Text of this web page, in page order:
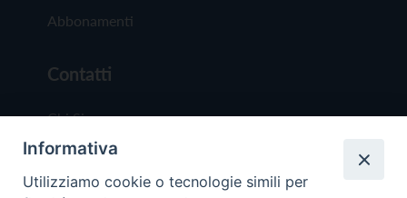
Abbonamenti
Contatti
Chi Siamo
Redazione
Scrivici
Informativa
Utilizziamo cookie o tecnologie simili per